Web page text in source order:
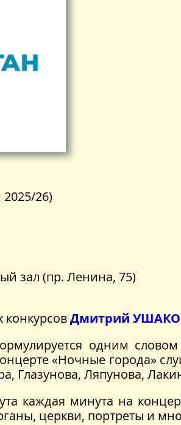
2025/26)
зал (пр. Ленина, 75)
Дмитрий
одним
«Ночные города»
Глазунова, Ляпунова,
каждая минута на
церкви, портреты и